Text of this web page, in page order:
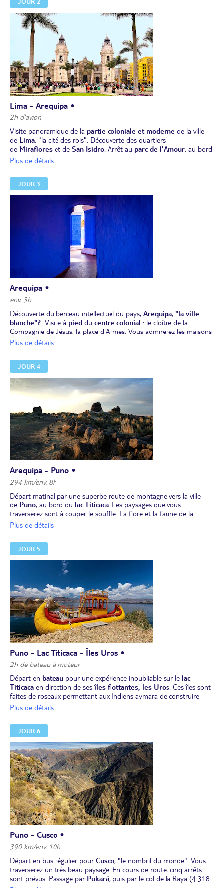
Lima - Arequipa •
2h d'avion
Visite panoramique de la partie coloniale et moderne de la ville
de Lima, "la cité des rois". Découverte des quartiers
de Miraflores et de San Isidro . Arrêt au parc de l'Amour, au bord
du Pacifique. Puis,
deux pas, le
Déjeuner dans un restaurant local et transfert à l'aéroport.
Envol pour la ville d'Arequipa. Accueil à l'aéroport.
Dîner et installation pour 2 nuits à votre hôtel.
Plus de détails
JOUR 3
Arequipa •
env. 3h
Découverte du berceau intellectuel du pays, Arequipa, "la ville
blanche"? . Visite à pied du centre colonial : le cloître de la
Compagnie de Jésus, la place d'Armes. Vous admirerez les maisons
seigneuriales préservées avec leurs superbes balcons coloniaux,
lecouvent de Santa Catalina
décors arabo-espagnols, sans oublier le quartier du Solar et l'église
de la Compagnie de Jésus, la plus ancienne d'Arequipa.
Déjeuner et temps libre pour découvrir les différents quartiers de
la ville et ses promenades coloniales.
Plus de détails
JOUR 4
Arequipa - Puno •
294 km/env. 8h
Départ matinal par une superbe route de montagne vers la ville
de Puno, au bord du lac Titicaca . Les paysages que vous
traverserez sont à couper le souffle. La flore et la faune de la
cordillère vous surprendront.
Visite, en cours de route, du site de
traditions funéraires d'autrefois. Arrivée à Puno dans l'après-midi.
Dîner et installation pour 2 nuits à votre hôtel.
Plus de détails
JOUR 5
Puno - Lac Titicaca - Îles Uros •
2h de bateau à moteur
Départ en bateau pour une expérience inoubliable sur le lac
Titicaca en direction de sesîles flottantes, les Uros . Ces îles sont
faites de roseaux permettant aux Indiens aymara de construire
leurs villages flottants, où la vie paisible des habitants et les
découvrirez une vie en harmonie avec la nature dans un cadre
d'exception.
Déjeuner sur l'île.
Retour à Puno en cours d'après-midi.
Dîner et nuit à l'hôtel.
Plus de détails
JOUR 6
Puno - Cusco •
390 km/env. 10h
Départ en bus régulier pourCusco, "le nombril du monde". Vous
traverserez un très beau paysage. En cours de route, cinq arrêts
sont prévus. Passage par Pukará, puis par le col de la Raya (4 318